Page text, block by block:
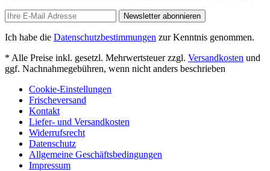
Newsletter abonnieren
Ich habe die Datenschutzbestimmungen zur Kenntnis genommen.
* Alle Preise inkl. gesetzl. Mehrwertsteuer zzgl. Versandkosten und
ggf. Nachnahmegebühren, wenn nicht anders beschrieben
Cookie-Einstellungen
Frischeversand
Kontakt
Liefer- und Versandkosten
Widerrufsrecht
Datenschutz
Allgemeine Geschäftsbedingungen
Impressum